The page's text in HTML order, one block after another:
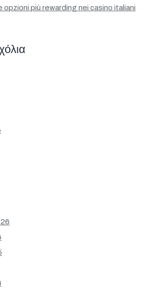
opzioni più rewarding nei casino italiani